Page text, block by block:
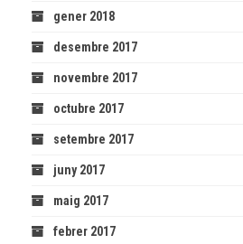
gener 2018
desembre 2017
novembre 2017
octubre 2017
setembre 2017
juny 2017
maig 2017
febrer 2017